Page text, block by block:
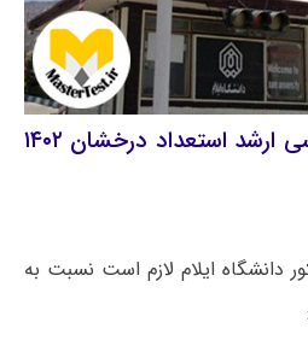
مدارک ثبت نام کارشناسی ارشد استعداد درخشان ۱۴۰۲
دانشگاه ایلام لازم است نسبت به